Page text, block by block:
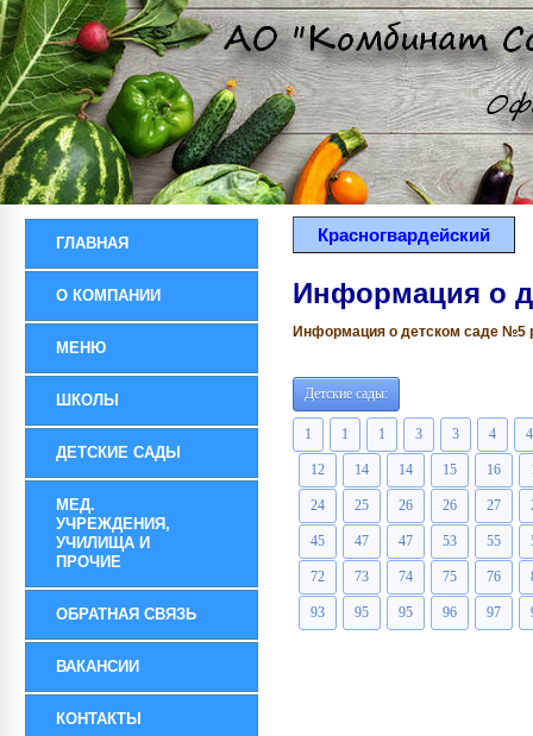
ГЛАВНАЯ
О КОМПАНИИ
МЕНЮ
ШКОЛЫ
ДЕТСКИЕ САДЫ
МЕД.
УЧРЕЖДЕНИЯ,
УЧИЛИЩА И
ПРОЧИЕ
ОБРАТНАЯ СВЯЗЬ
ВАКАНСИИ
КОНТАКТЫ
Красногвардейский
Информация о
Информация о детском саде №5
Детские сады:
1 1 1 3 3 4 4
12 14 14 15 16
24 25 26 26 27
45 47 47 53 55
72 73 74 75 76
93 95 95 96 97